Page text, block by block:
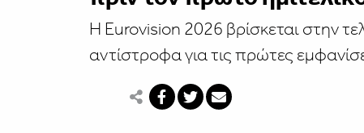
Η Eurovision 2026 βρίσκεται στην
αντίστροφα για τις πρώτες